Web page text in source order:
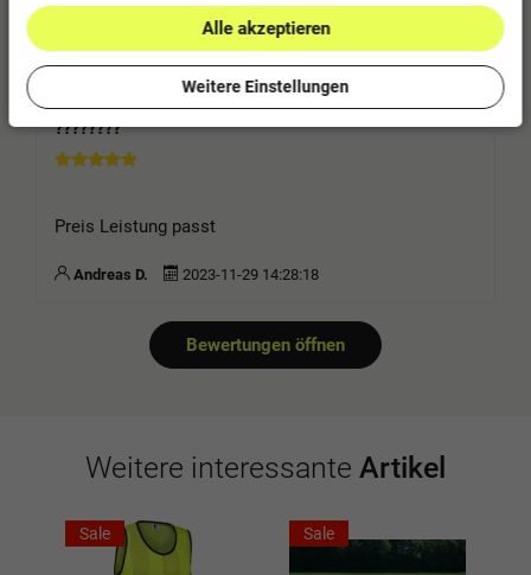
Recep K. 2024-08-05 16:09:35
????????
Preis Leistung passt
Andreas D. 2023-11-29 14:28:18
Bewertungen öffnen
Weitere interessante Artikel
Sale Sale
Alle akzeptieren
Weitere Einstellungen